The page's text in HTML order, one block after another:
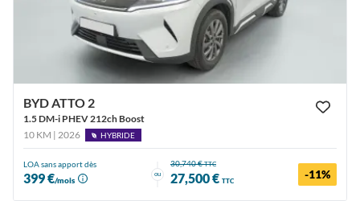
BYD ATTO 2
1.5 DM-i PHEV 212ch Boost
10 KM | 2026
HYBRIDE
LOA sans apport dès
399 €/mois
ou
30,740 €TTC
27,500 € TTC -11%